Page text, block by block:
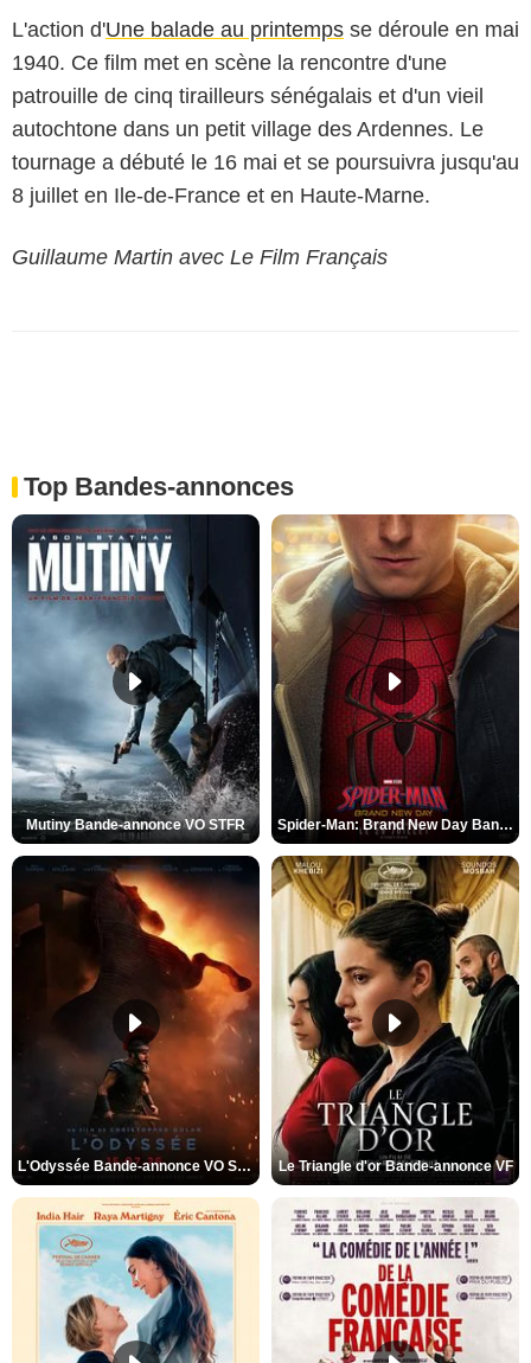
L'action d'Une balade au printemps se déroule en mai
1940. Ce film met en scène la rencontre d'une
patrouille de cinq tirailleurs sénégalais et d'un vieil
autochtone dans un petit village des Ardennes. Le
tournage a débuté le 16 mai et se poursuivra jusqu'au
8 juillet en Ile-de-France et en Haute-Marne.
Guillaume Martin avec Le Film Français
Top Bandes-annonces
Mutiny Bande-annonce VO STFR Spider-Man: Brand New Day Bande-annonce VO STFR
L'Odyssée Bande-annonce VO STFR Le Triangle d'or Bande-annonce VF